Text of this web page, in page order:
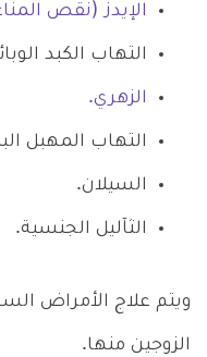
الإيدز (نقص
التهاب الكبد
الزهري.
التهاب المهبل
السيلان.
الثآليل الجنسية.
ويتم علاج الأمراض
الزوجين منها.